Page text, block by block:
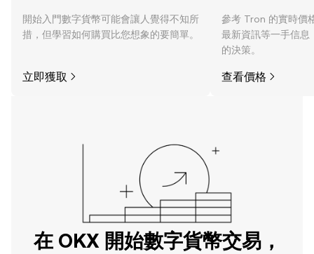
開始入門數字貨幣可能會讓人覺得不知所
措，但學習如何購買比您想象的要簡單。
立即獲取
參考 Tron 的實時價
最新資訊等一手信息
的決策。
查看價格
在 OKX 開始數字貨幣交易，